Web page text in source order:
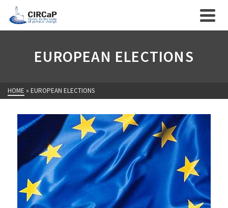
EUROPEAN ELECTIONS
HOME » EUROPEAN ELECTIONS